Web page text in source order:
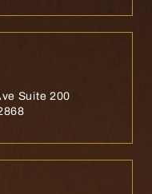
Suite 200